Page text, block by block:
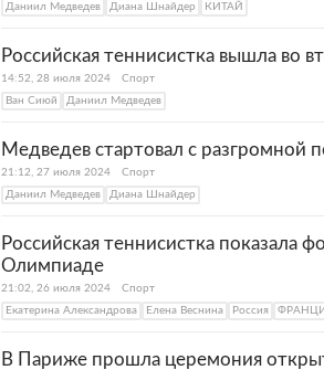
Даниил Медведев
Диана Шнайдер КИТАЙ
Российская теннисистка вышла во
14:52, 28 июля 2024
Спорт
Ван Сиюй
Даниил Медведев
Медведев стартовал с
21:12, 27 июля 2024
Спорт
Даниил Медведев
Диана Шнайдер
Российская теннисистка показала
Олимпиаде
21:02, 26 июля 2024
Спорт
Екатерина Александрова
Елена Веснина Россия
В Париже прошла церемония